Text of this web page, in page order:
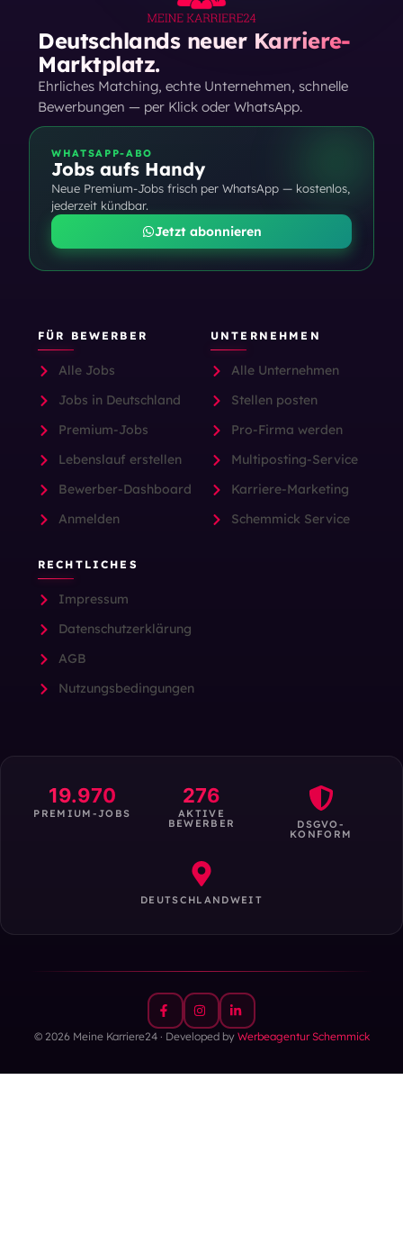
Deutschlands neuer Karriere-
Marktplatz.
Ehrliches Matching, echte Unternehmen, schnelle
Bewerbungen — per Klick oder WhatsApp.
WHATSAPP-ABO
Jobs aufs Handy
Neue Premium-Jobs frisch per WhatsApp — kostenlos,
jederzeit kündbar.
Jetzt abonnieren
FÜR BEWERBER
Alle Jobs
Jobs in Deutschland
Premium-Jobs
Lebenslauf erstellen
Bewerber-Dashboard
Anmelden
UNTERNEHMEN
Alle Unternehmen
Stellen posten
Pro-Firma werden
Multiposting-Service
Karriere-Marketing
Schemmick Service
RECHTLICHES
Impressum
Datenschutzerklärung
AGB
Nutzungsbedingungen
19.970
PREMIUM-JOBS
276
AKTIVE
BEWERBER DSGVO-
KONFORM
DEUTSCHLANDWEIT
© 2026 Meine Karriere24 · Developed by Werbeagentur Schemmick